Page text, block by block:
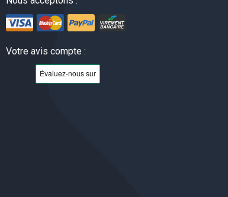
Votre avis compte :